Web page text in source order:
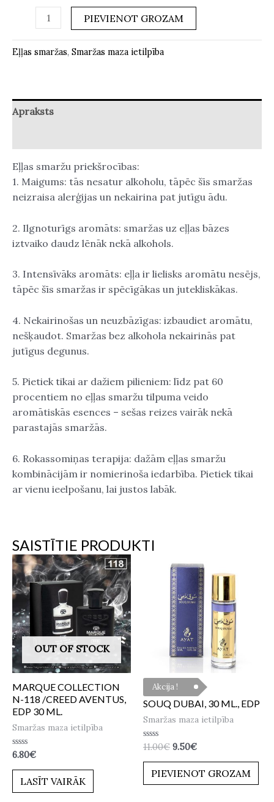
PIEVIENOT GROZAM
Eļļas smaržas, Smaržas maza ietilpība
Apraksts
Eļļas smaržu priekšrocības:
1. Maigums: tās nesatur alkoholu, tāpēc šīs smaržas
neizraisa alerģijas un nekairina pat jutīgu ādu.
2. Ilgnoturīgs aromāts: smaržas uz eļļas bāzes
iztvaiko daudz lēnāk nekā alkohols.
3. Intensīvāks aromāts: eļļa ir lielisks aromātu nesējs,
tāpēc šīs smaržas ir spēcīgākas un jutekliskākas.
4. Nekairinošas un neuzbāzīgas: izbaudiet aromātu,
nešķaudot. Smaržas bez alkohola nekairinās pat
jutīgus degunus.
5. Pietiek tikai ar dažiem pilieniem: līdz pat 60
procentiem no eļļas smaržu tilpuma veido
aromātiskās esences – sešas reizes vairāk nekā
parastajās smaržās.
6. Rokassomiņas terapija: dažām eļļas smaržu
kombinācijām ir nomierinoša iedarbība. Pietiek tikai
ar vienu ieelpošanu, lai justos labāk.
SAISTĪTIE PRODUKTI
OUT OF STOCK
MARQUE COLLECTION
N-118 /CREED AVENTUS,
EDP 30 ML.
Smaržas maza ietilpība
Novērtēts
0
6.80€
LASĪT VAIRĀK
Akcija !
SOUQ DUBAI, 30 ML., EDP
Smaržas maza ietilpība
Novērtēts
0
11.00€ 9.50€
PIEVIENOT GROZAM